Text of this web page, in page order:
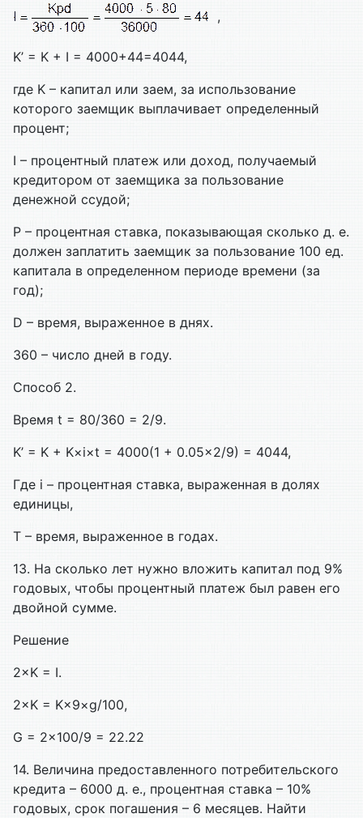
,
K’ = K + I = 4000+44=4044,
где K – капитал или заем, за использование
которого заемщик выплачивает определенный
процент;
I – процентный платеж или доход, получаемый
кредитором от заемщика за пользование
денежной ссудой;
P – процентная ставка, показывающая сколько д. е.
должен заплатить заемщик за пользование 100 ед.
капитала в определенном периоде времени (за
год);
D – время, выраженное в днях.
360 – число дней в году.
Способ 2.
Время t = 80/360 = 2/9.
K’ = K + K×i×t = 4000(1 + 0.05×2/9) = 4044,
Где i – процентная ставка, выраженная в долях
единицы,
T – время, выраженное в годах.
13. На сколько лет нужно вложить капитал под 9%
годовых, чтобы процентный платеж был равен его
двойной сумме.
Решение
2×K = I.
2×K = K×9×g/100,
G = 2×100/9 = 22.22
14. Величина предоставленного потребительского
кредита – 6000 д. е., процентная ставка – 10%
годовых, срок погашения – 6 месяцев. Найти